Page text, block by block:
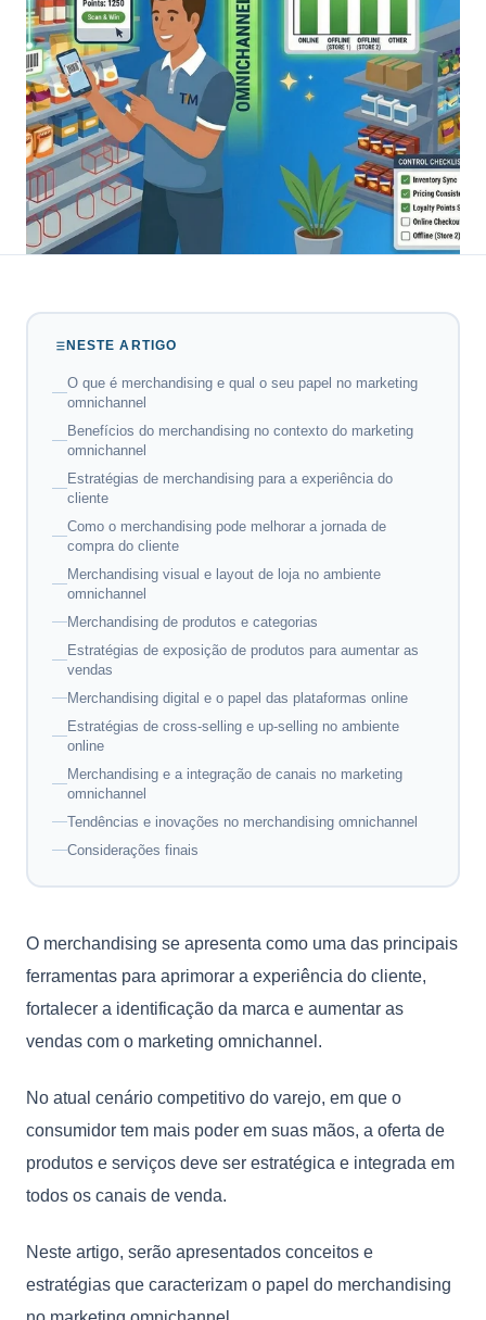
NESTE ARTIGO
O que é merchandising e qual o seu papel no marketing
omnichannel
Benefícios do merchandising no contexto do marketing
omnichannel
Estratégias de merchandising para a experiência do
cliente
Como o merchandising pode melhorar a jornada de
compra do cliente
Merchandising visual e layout de loja no ambiente
omnichannel
Merchandising de produtos e categorias
Estratégias de exposição de produtos para aumentar as
vendas
Merchandising digital e o papel das plataformas online
Estratégias de cross-selling e up-selling no ambiente
online
Merchandising e a integração de canais no marketing
omnichannel
Tendências e inovações no merchandising omnichannel
Considerações finais
O merchandising se apresenta como uma das principais
ferramentas para aprimorar a experiência do cliente,
fortalecer a identificação da marca e aumentar as
vendas com o marketing omnichannel.
No atual cenário competitivo do varejo, em que o
consumidor tem mais poder em suas mãos, a oferta de
produtos e serviços deve ser estratégica e integrada em
todos os canais de venda.
Neste artigo, serão apresentados conceitos e
estratégias que caracterizam o papel do merchandising